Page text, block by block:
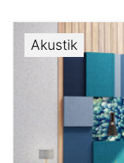
Akustik